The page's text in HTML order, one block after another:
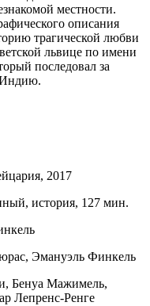
местности.
описания
трагической любви
львице по имени
последовал за
Индию.
2017
история, 127 мин.
Эмануэль Финкель
Бенуа Мажимель,
Лепренс-Ренге